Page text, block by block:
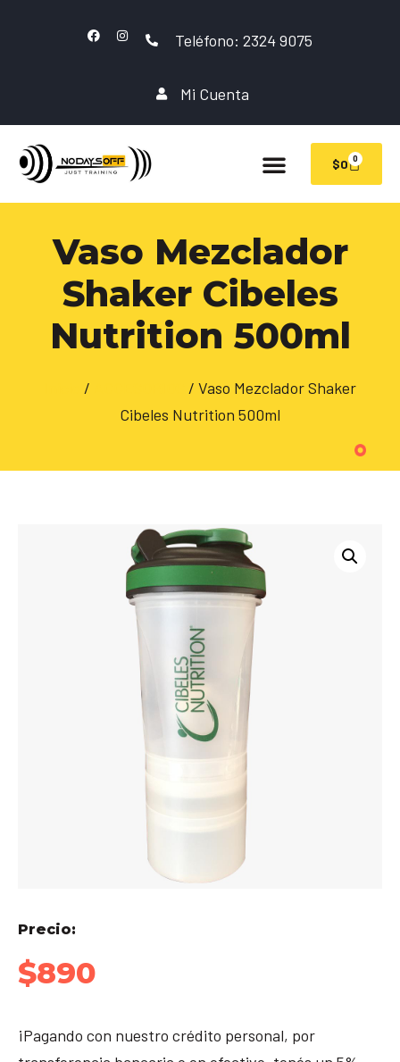
Teléfono: 2324 9075
Mi Cuenta
$0 0
Vaso Mezclador
Shaker Cibeles
Nutrition 500ml
/
/ Vaso Mezclador Shaker
Cibeles Nutrition 500ml
Precio:
$890
¡Pagando con nuestro crédito personal, por